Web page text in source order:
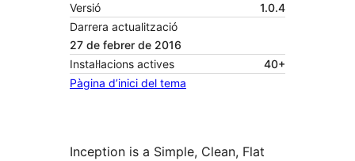
Versió
1.0.4
Darrera actualització
27 de febrer de 2016
Instal·lacions actives
40+
Pàgina d’inici del tema
Inception is a Simple, Clean, Flat